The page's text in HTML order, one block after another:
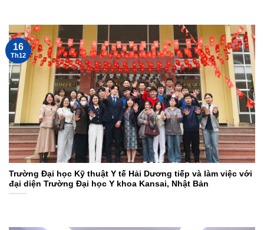
Trường Đại học Kỹ thuật Y tế Hải Dương tiếp và làm việc với
đại diện Trường Đại học Y khoa Kansai, Nhật Bản
16
Th12